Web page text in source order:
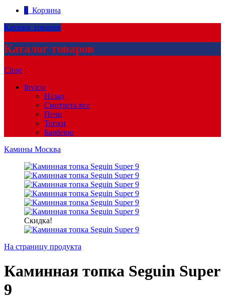
0 Корзина
Каталог товаров
Каталог товаров
Close
Invicta
Назад
Смотреть все
Печи
Топки
Барбекю
Камины Москва
Скидка!
На страницу продукта
Каминная топка Seguin Super
9